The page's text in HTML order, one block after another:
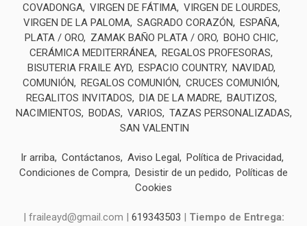
COVADONGA VIRGEN DE FÁTIMA VIRGEN DE LOURDES
VIRGEN DE LA PALOMA SAGRADO CORAZÓN
ESPAÑA
PLATA / ORO
ZAMAK BAÑO PLATA / ORO BOHO CHIC
CERÁMICA MEDITERRÁNEA REGALOS PROFESORAS
BISUTERIA FRAILE AYD ESPACIO COUNTRY NAVIDAD
COMUNIÓN
REGALOS COMUNIÓN
CRUCES COMUNIÓN
REGALITOS INVITADOS
DIA DE LA MADRE BAUTIZOS
NACIMIENTOS
BODAS VARIOS
TAZAS PERSONALIZADAS
SAN VALENTIN
Ir arriba Contáctanos Aviso Legal
Política de Privacidad
Condiciones de Compra Desistir de un pedido
Políticas de
Cookies
| fraileayd@gmail.com | 619343503 | Tiempo de Entrega: